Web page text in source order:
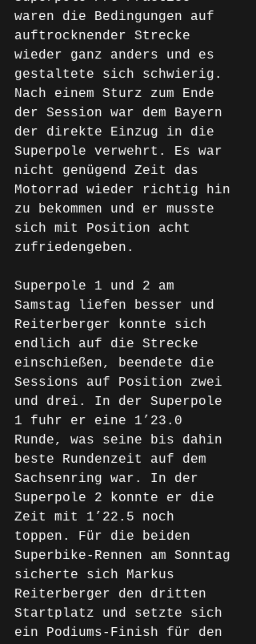
waren die Bedingungen auf
auftrocknender Strecke
wieder ganz anders und es
gestaltete sich schwierig.
Nach einem Sturz zum Ende
der Session war dem Bayern
der direkte Einzug in die
Superpole verwehrt. Es war
nicht genügend Zeit das
Motorrad wieder richtig hin
zu bekommen und er musste
sich mit Position acht
zufriedengeben.
Superpole 1 und 2 am
Samstag liefen besser und
Reiterberger konnte sich
endlich auf die Strecke
einschießen, beendete die
Sessions auf Position zwei
und drei. In der Superpole
1 fuhr er eine 1’23.0
Runde, was seine bis dahin
beste Rundenzeit auf dem
Sachsenring war. In der
Superpole 2 konnte er die
Zeit mit 1’22.5 noch
toppen. Für die beiden
Superbike-Rennen am Sonntag
sicherte sich Markus
Reiterberger den dritten
Startplatz und setzte sich
ein Podiums-Finish für den